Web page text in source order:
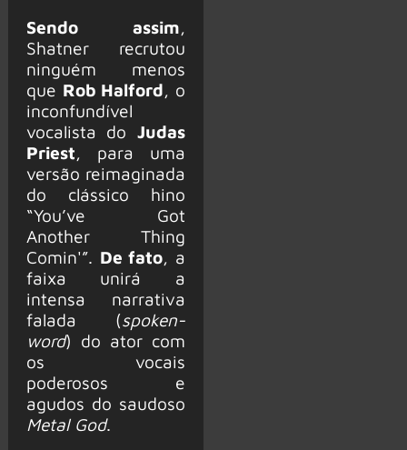
Sendo assim
Shatner recrutou
ninguém menos
que Rob Halford , o
inconfundível
vocalista do Judas
Priest , para uma
versão reimaginada
do clássico hino
“You’ve Got
Another Thing
Comin'”. De fato , a
faixa unirá a
intensa narrativa
falada (spoken-
word) do ator com
os vocais
poderosos e
agudos do saudoso
Metal God.